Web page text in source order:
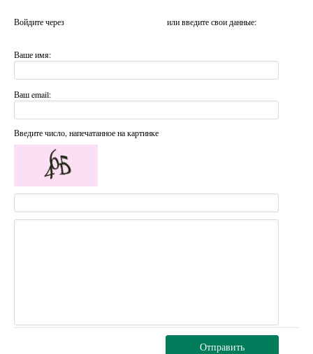
Войдите через или введите свои данные:
Ваше имя:
Ваш email:
Введите число, напечатанное на картинке
Отправить